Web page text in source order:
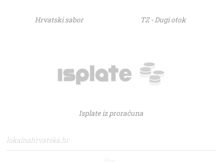
Hrvatski sabor TZ - Dugi otok
Isplate iz proračuna
lokalnahrvatska.hr